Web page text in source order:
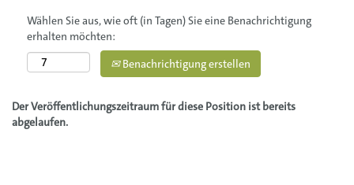
Wählen Sie aus, wie oft (in Tagen) Sie eine Benachrichtigung
erhalten möchten:
Benachrichtigung erstellen
Der Veröffentlichungszeitraum für diese Position ist bereits
abgelaufen.